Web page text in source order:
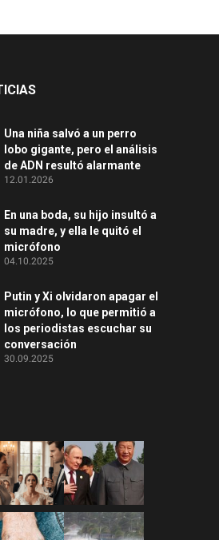
Una niña salvó a un perro
lobo gigante, pero el análisis
de ADN resultó alarmante
12.01.2026
En una boda, su hijo insultó a
su madre, y ella le quitó el
micrófono
04.10.2025
Putin y Xi olvidaron apagar el
micrófono, lo que permitió a
los periodistas escuchar su
conversación
30.09.2025